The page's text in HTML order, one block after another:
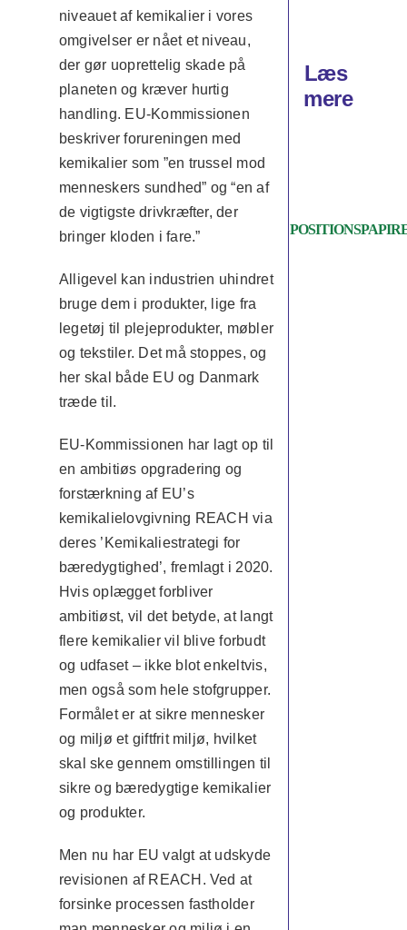
niveauet af kemikalier i vores
omgivelser er nået et niveau,
der gør uoprettelig skade på
planeten og kræver hurtig
handling. EU-Kommissionen
beskriver forureningen med
kemikalier som ”en trussel mod
menneskers sundhed” og “en af
de vigtigste drivkræfter, der
bringer kloden i fare.”
Alligevel kan industrien uhindret
bruge dem i produkter, lige fra
legetøj til plejeprodukter, møbler
og tekstiler. Det må stoppes, og
her skal både EU og Danmark
træde til.
EU-Kommissionen har lagt op til
en ambitiøs opgradering og
forstærkning af EU’s
kemikalielovgivning REACH via
deres ’Kemikaliestrategi for
bæredygtighed’, fremlagt i 2020.
Hvis oplægget forbliver
ambitiøst, vil det betyde, at langt
flere kemikalier vil blive forbudt
og udfaset – ikke blot enkeltvis,
men også som hele stofgrupper.
Formålet er at sikre mennesker
og miljø et giftfrit miljø, hvilket
skal ske gennem omstillingen til
sikre og bæredygtige kemikalier
og produkter.
Men nu har EU valgt at udskyde
revisionen af REACH. Ved at
forsinke processen fastholder
Læs
mere